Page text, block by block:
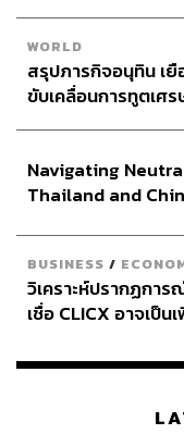
WORLD
สรุปภารกิจอนุทิน เยื
ขับเคลื่อนการทูตเศ
Navigating
Thailand and
BUSINESS /
วิเคราะห์ปรากฏกา
เชื่อ CLICX อาจเป็
เรือนไทยที่ถูกซุกไว้